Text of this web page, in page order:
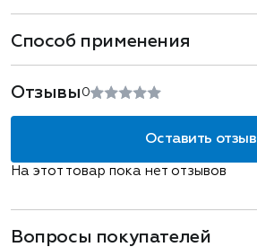
Способ применения
Отзывы 0
Оставить отзыв
На этот товар пока нет отзывов
Вопросы покупателей